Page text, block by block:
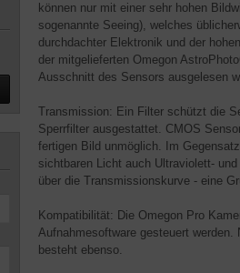
können nur mit einer sehr hohen
sogenannte Seeing), welches
durchdachter Elektronik und der
der mitgelieferten Omegon
Ausschnitt des Sensors ausgelesen
Transmission: Ein Filter schützt die
Sperrfilter ausgestattet. CMOS
fertigen Bild unmöglich. Im
sichtbaren Licht auch Ultraviolett-
über die Transmissionskurve - eine
Kompatibilität: Die Omegon Pro
Aufnahmesoftware gesteuert
besteht ebenso.